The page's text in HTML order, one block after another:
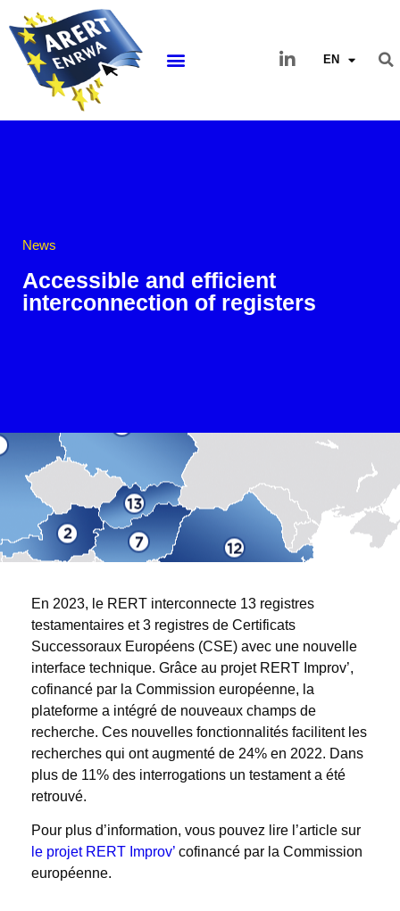
EN
News
Accessible and efficient
interconnection of registers
En 2023, le RERT interconnecte 13 registres
testamentaires et 3 registres de Certificats
Successoraux Européens (CSE) avec une nouvelle
interface technique. Grâce au projet RERT Improv’,
cofinancé par la Commission européenne, la
plateforme a intégré de nouveaux champs de
recherche. Ces nouvelles fonctionnalités facilitent les
recherches qui ont augmenté de 24% en 2022. Dans
plus de 11% des interrogations un testament a été
retrouvé.
Pour plus d’information, vous pouvez lire l’article sur
le projet RERT Improv’ cofinancé par la Commission
européenne.